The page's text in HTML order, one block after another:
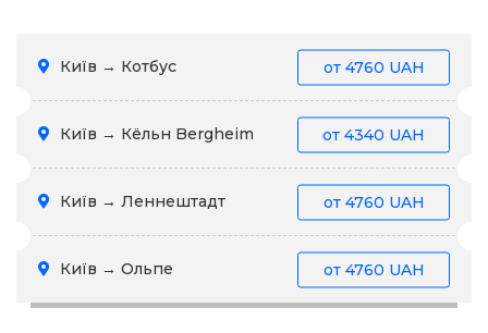
Київ → Котбус от 4760 UAH
Київ → Кёльн Bergheim от 4340 UAH
Київ → Леннештадт от 4760 UAH
Київ → Ольпе от 4760 UAH